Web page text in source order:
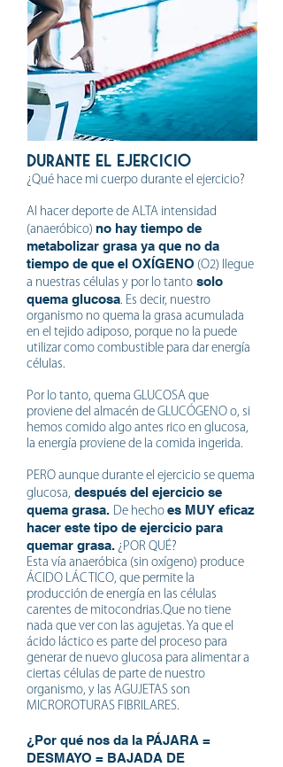
DURANTE EL ejercicio
¿Qué hace mi cuerpo durante el ejercicio?
Al hacer deporte de ALTA intensidad
(anaeróbico) no hay tiempo de
metabolizar grasa ya que no da
tiempo de que el OXÍGENO (O2) llegue
a nuestras células y por lo tanto solo
quema glucosa. Es decir, nuestro
organismo no quema la grasa acumulada
en el tejido adiposo, porque no la puede
utilizar como combustible para dar energía
células.
Por lo tanto, quema GLUCOSA que
proviene del almacén de GLUCÓGENO o, si
hemos comido algo antes rico en glucosa,
la energía proviene de la comida ingerida.
PERO aunque durante el ejercicio se quema
glucosa, después del ejercicio se
quema grasa. De hecho es MUY eficaz
hacer este tipo de ejercicio para
quemar grasa. ¿POR QUÉ?
Esta vía anaeróbica (sin oxígeno) produce
ÁCIDO LÁCTICO, que permite la
producción de energía en las células
carentes de mitocondrias.Que no tiene
nada que ver con las agujetas. Ya que el
ácido láctico es parte del proceso para
generar de nuevo glucosa para alimentar a
ciertas células de parte de nuestro
organismo, y las AGUJETAS son
MICROROTURAS FIBRILARES.
¿Por qué nos da la PÁJARA =
DESMAYO = BAJADA DE